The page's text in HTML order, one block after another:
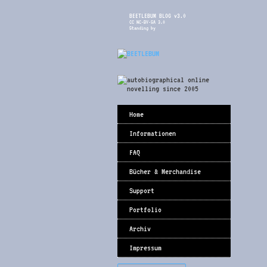
BEETLEBUM BLOG v3.0
CC NC-BY-SA 3.0
Standing by
Home
Informationen
FAQ
Bücher & Merchandise
Support
Portfolio
Archiv
Impressum